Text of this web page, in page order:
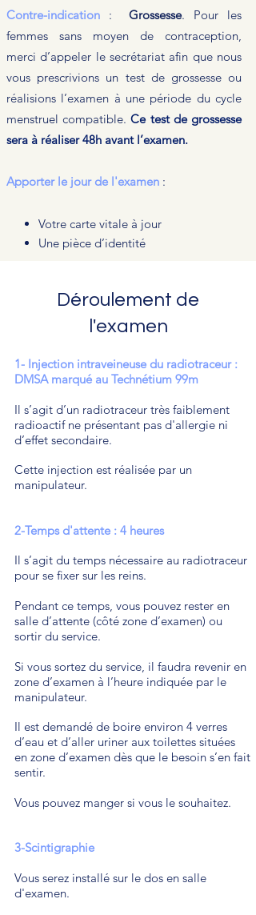
Contre-indication :Grossesse. Pour les
femmes sans moyen de contraception,
merci d’appeler le secrétariat afin que nous
vous prescrivions un test de grossesse ou
réalisions l’examen à une période du cycle
menstruel compatible.Ce test de grossesse
sera à réaliser 48h avant l’examen.
Apporter le jour de l'examen :
Votre carte vitale à jour
Une pièce d’identité
Déroulement de
l'examen
1- Injection intraveineuse du radiotraceur :
DMSA marqué au Technétium 99m
Il s’agit d’un radiotraceur très faiblement
radioactif ne présentant pas d'allergie ni
d’effet secondaire.
Cette injection est réalisée par un
manipulateur.
2-Temps d'attente : 4 heures
Il s’agit du temps nécessaire au radiotraceur
pour se fixer sur les reins.
Pendant ce temps, vous pouvez rester en
salle d’attente (côté zone d’examen) ou
sortir du service.
Si vous sortez du service, il faudra revenir en
zone d’examen à l’heure indiquée par le
manipulateur.
Il est demandé de boire environ 4 verres
d’eau et d’aller uriner aux toilettes situées
en zone d’examen dès que le besoin s’en fait
sentir.
Vous pouvez manger si vous le souhaitez.
3-Scintigraphie
Vous serez installé sur le dos en salle
d'examen.